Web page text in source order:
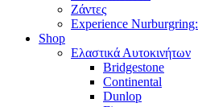
Ζάντες
Experience Nurburgring:
Shop
Ελαστικά Αυτοκινήτων
Bridgestone
Continental
Dunlop